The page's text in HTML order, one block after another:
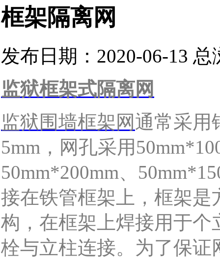
框架隔离网
发布日期：2020-06-13 总
监狱框架式隔离网
监狱围墙框架网 通常采用
5mm ，网孔采用
50mm*200mm、
接在铁管框架上，框架
构，在框架上焊接用于
栓与立柱连接。为了保